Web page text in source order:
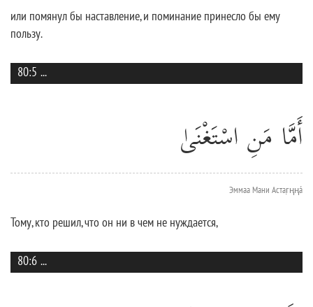
или помянул бы наставление, и поминание принесло бы ему
пользу.
80:5 ...
أَمَّا مَنِ اسْتَغْنَىٰ
Эммаа Мани Астаг̣ңңá
Тому, кто решил, что он ни в чем не нуждается,
80:6 ...